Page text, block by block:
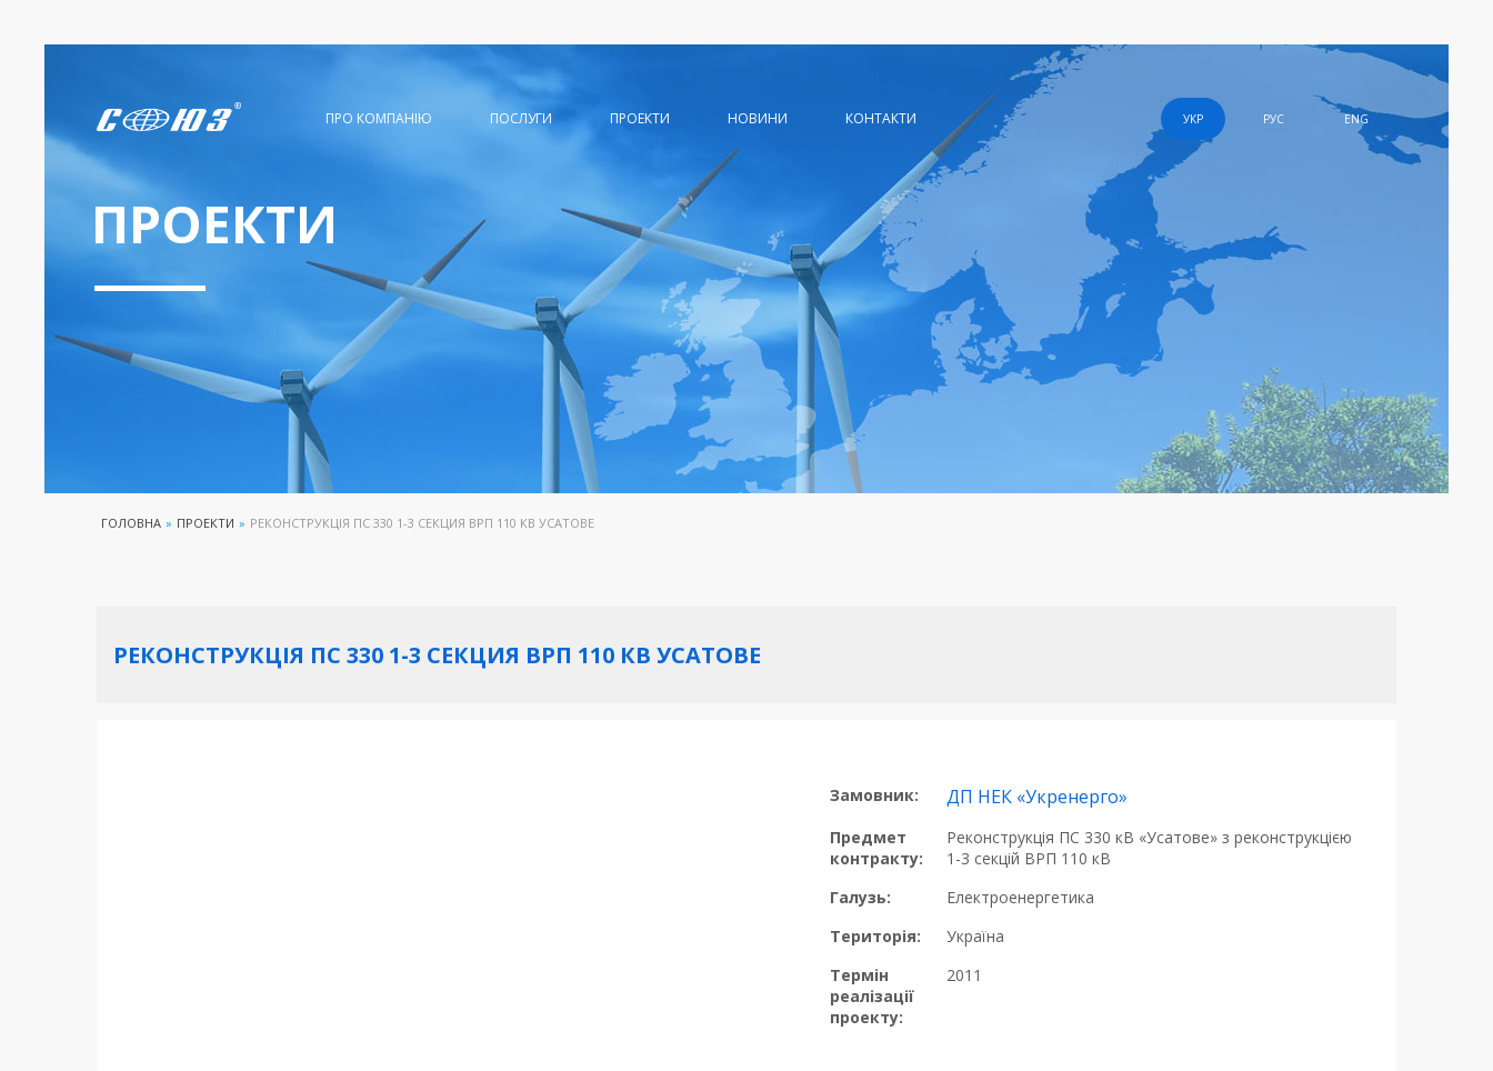
ПРОЕКТИ
ПРО КОМПАНІЮ ПОСЛУГИ ПРОЕКТИ НОВИНИ КОНТАКТИ УКР РУС ENG
ГОЛОВНА » ПРОЕКТИ » РЕКОНСТРУКЦІЯ ПС 330 1-3 СЕКЦИЯ ВРП 110 КВ УСАТОВЕ
РЕКОНСТРУКЦІЯ ПС 330 1-3 СЕКЦИЯ ВРП 110 КВ УСАТОВЕ
Замовник: ДП НЕК «Укренерго»
Предмет
контракту:
Реконструкція ПС 330 кВ «Усатове» з реконструкцією
1-3 секцій ВРП 110 кВ
Галузь:
Електроенергетика
Територія:
Україна
Термін
реалізації
проекту:
2011